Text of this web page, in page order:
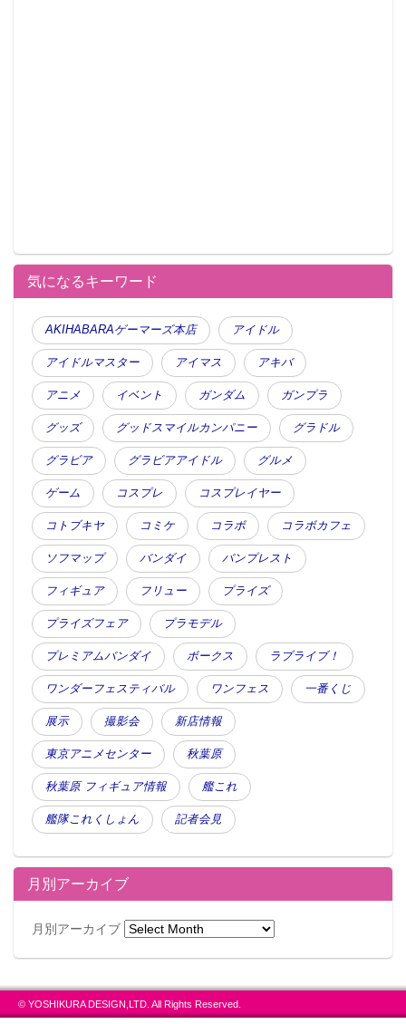
気になるキーワード
AKIHABARAゲーマーズ本店 アイドル
アイドルマスター アイマス アキバ
アニメ イベント ガンダム ガンプラ
グッズ グッドスマイルカンパニー グラドル
グラビア グラビアアイドル グルメ
ゲーム コスプレ コスプレイヤー
コトブキヤ コミケ コラボ コラボカフェ
ソフマップ バンダイ バンプレスト
フィギュア フリュー プライズ
プライズフェア プラモデル
プレミアムバンダイ ボークス ラブライブ！
ワンダーフェスティバル ワンフェス 一番くじ
展示 撮影会 新店情報
東京アニメセンター 秋葉原
秋葉原 フィギュア情報 艦これ
艦隊これくしょん 記者会見
月別アーカイブ
月別アーカイブ
© YOSHIKURA DESIGN,LTD. All Rights Reserved.